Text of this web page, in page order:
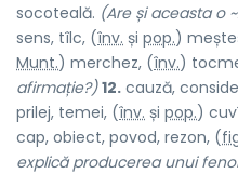
socoteală. (Are și aceasta o
sens, tîlc, (înv. și pop.)
Munt.) merchez, (înv.)
afirmație?) 12. cauză,
prilej, temei, (înv. și pop.) cuv
cap, obiect, povod, rezon, (
explică producerea unui